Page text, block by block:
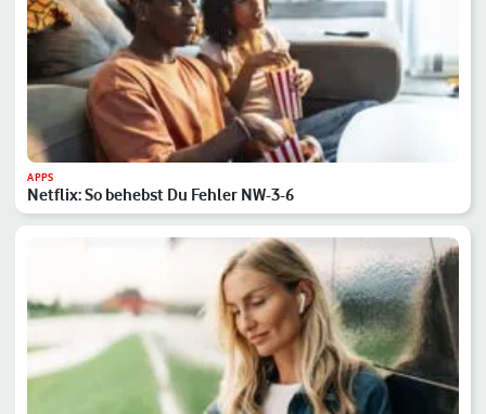
APPS
Netflix: So behebst Du Fehler NW-3-6